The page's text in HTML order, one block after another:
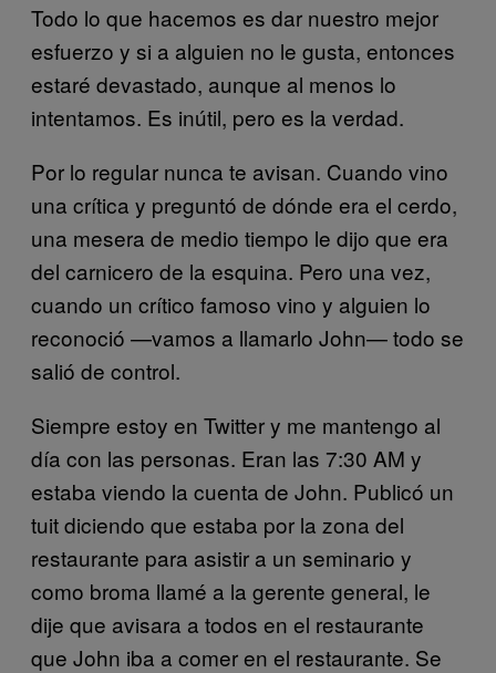
Todo lo que hacemos es dar nuestro mejor
esfuerzo y si a alguien no le gusta, entonces
estaré devastado, aunque al menos lo
intentamos. Es inútil, pero es la verdad.
Por lo regular nunca te avisan. Cuando vino
una crítica y preguntó de dónde era el cerdo,
una mesera de medio tiempo le dijo que era
del carnicero de la esquina. Pero una vez,
cuando un crítico famoso vino y alguien lo
reconoció —vamos a llamarlo John— todo se
salió de control.
Siempre estoy en Twitter y me mantengo al
día con las personas. Eran las 7:30 AM y
estaba viendo la cuenta de John. Publicó un
tuit diciendo que estaba por la zona del
restaurante para asistir a un seminario y
como broma llamé a la gerente general, le
dije que avisara a todos en el restaurante
que John iba a comer en el restaurante. Se